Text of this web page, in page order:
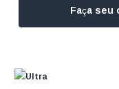
Faça seu